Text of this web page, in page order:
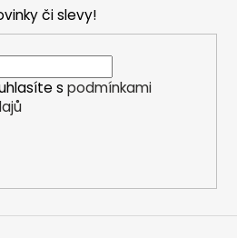
či slevy!
s podmínkami